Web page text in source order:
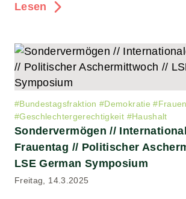
Lesen
#Bundestagsfraktion #Demokratie #
#Geschlechtergerechtigkeit #Haushalt
Sondervermögen //
Frauentag // Politischer
LSE German Symposium
Freitag, 14.3.2025